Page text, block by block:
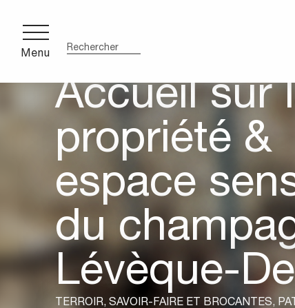
contenu
principal
Recherche
Menu
Accueil sur
propriété &
espace
du
Lévèque-
TERROIR, SAVOIR-FAIRE ET BROCANTES,